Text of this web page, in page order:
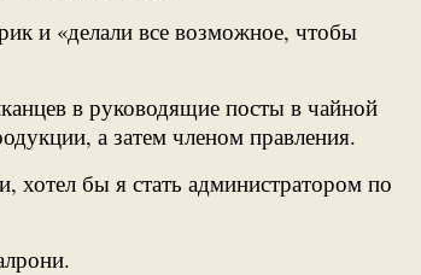
и «делали все возможное, чтобы
в руководящие посты в чайной
а затем членом правления.
хотел бы я стать администратором по